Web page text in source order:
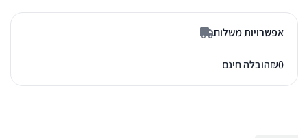
אפשרויות משלוח
₪0 הובלה חינם